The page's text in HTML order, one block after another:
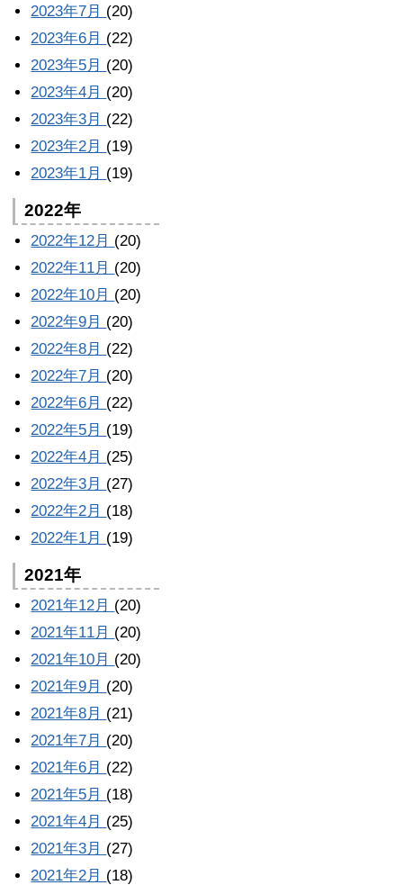
2023年7月 (20)
2023年6月 (22)
2023年5月 (20)
2023年4月 (20)
2023年3月 (22)
2023年2月 (19)
2023年1月 (19)
2022年
2022年12月 (20)
2022年11月 (20)
2022年10月 (20)
2022年9月 (20)
2022年8月 (22)
2022年7月 (20)
2022年6月 (22)
2022年5月 (19)
2022年4月 (25)
2022年3月 (27)
2022年2月 (18)
2022年1月 (19)
2021年
2021年12月 (20)
2021年11月 (20)
2021年10月 (20)
2021年9月 (20)
2021年8月 (21)
2021年7月 (20)
2021年6月 (22)
2021年5月 (18)
2021年4月 (25)
2021年3月 (27)
2021年2月 (18)